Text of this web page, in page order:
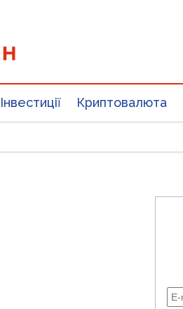
Інвестиції Криптовалюта